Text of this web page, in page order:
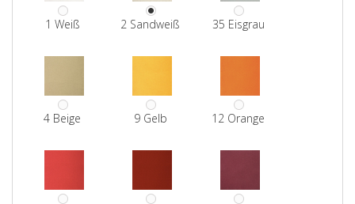
1 Weiß 2 Sandweiß 35 Eisgrau
4 Beige 9 Gelb 12 Orange